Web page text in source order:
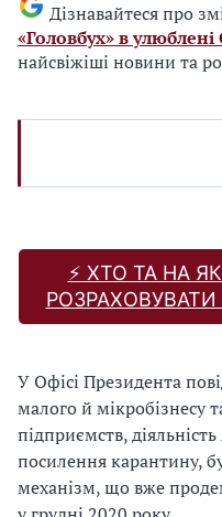
Дізнавайтеся про
«Головбух» в улюблені
найсвіжіші новини та
⚡️ ХТО ТА НА
РОЗРАХОВУВАТИ
У Офісі Президента
малого й мікробізнесу
підприємств,
посилення карантину,
механізм, що вже